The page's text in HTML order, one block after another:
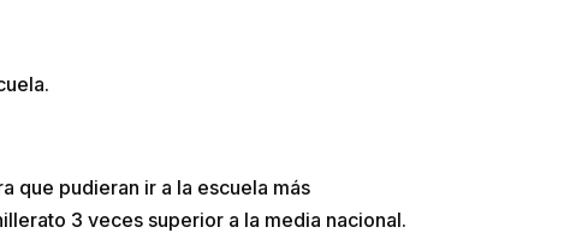
que pudieran ir a la escuela más
3 veces superior a la media nacional.